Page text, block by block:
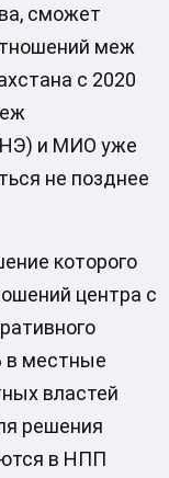
сможет
меж
с 2020
и МИО уже
не позднее
которого
центра с
в местные
властей
решения
в НПП